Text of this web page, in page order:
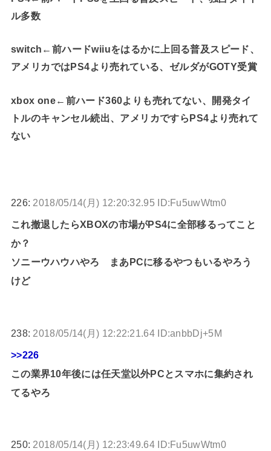
ル多数
switch←前ハードwiiuをはるかに上回る普及スピード、
アメリカではPS4より売れている、ゼルダがGOTY受賞
xbox one←前ハード360よりも売れてない、開発タイ
トルのキャンセル続出、アメリカですらPS4より売れて
ない
226: 2018/05/14(月) 12:20:32.95 ID:Fu5uwWtm0
これ撤退したらXBOXの市場がPS4に全部移るってこと
か？
ソニーウハウハやろ まあPCに移るやつもいるやろう
けど
238: 2018/05/14(月) 12:22:21.64 ID:anbbDj+5M
>>226
この業界10年後には任天堂以外PCとスマホに集約され
てるやろ
250: 2018/05/14(月) 12:23:49.64 ID:Fu5uwWtm0